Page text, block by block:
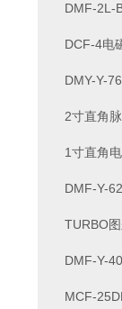
DMF-2L-
DCF-4电
DMY-Y-
2寸直角
1寸直角
DMF-Y-
TURBO
DMF-Y-
MCF-